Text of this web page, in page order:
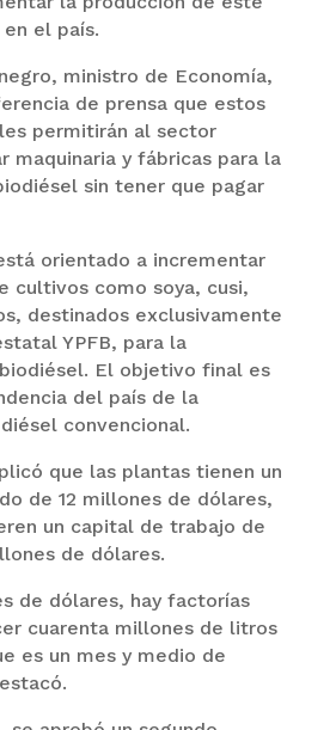
el país.
ministro de Economía,
de prensa que estos
permitirán al sector
maquinaria y fábricas para la
sin tener que pagar
orientado a incrementar
cultivos como soya, cusi,
destinados exclusivamente
YPFB, para la
El objetivo final es
del país de la
convencional.
que las plantas tienen un
de 12 millones de dólares,
un capital de trabajo de
de dólares.
de dólares, hay factorías
cuarenta millones de litros
es un mes y medio de